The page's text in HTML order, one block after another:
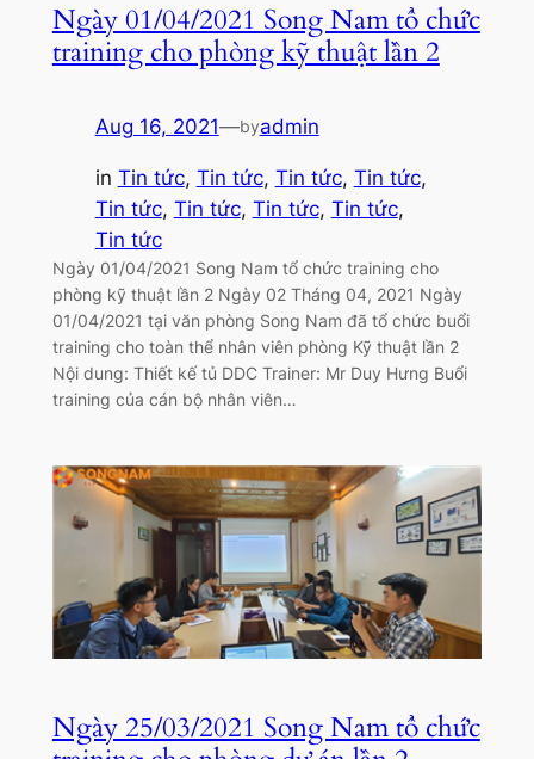
Ngày 01/04/2021 Song Nam tổ chức
training cho phòng kỹ thuật lần 2
Aug 16, 2021—byadmin
in Tin tức, Tin tức, Tin tức, Tin tức
Tin tức, Tin tức, Tin tức, Tin tức
Tin tức
Ngày 01/04/2021 Song Nam tổ chức training cho
phòng kỹ thuật lần 2 Ngày 02 Tháng 04, 2021 Ngày
01/04/2021 tại văn phòng Song Nam đã tổ chức buổi
training cho toàn thể nhân viên phòng Kỹ thuật lần 2
Nội dung: Thiết kế tủ DDC Trainer: Mr Duy Hưng Buổi
training của cán bộ nhân viên…
Ngày 25/03/2021 Song Nam tổ chức